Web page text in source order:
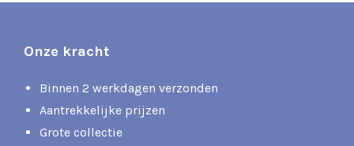
Onze kracht
Binnen 2 werkdagen verzonden
Aantrekkelijke prijzen
Grote collectie